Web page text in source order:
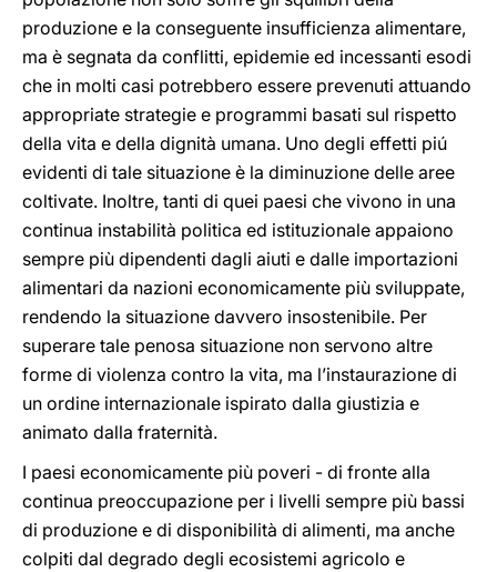
produzione e la conseguente insufficienza alimentare,
ma è segnata da conflitti, epidemie ed incessanti esodi
che in molti casi potrebbero essere prevenuti attuando
appropriate strategie e programmi basati sul rispetto
della vita e della dignità umana. Uno degli effetti piú
evidenti di tale situazione è la diminuzione delle aree
coltivate. Inoltre, tanti di quei paesi che vivono in una
continua instabilità politica ed istituzionale appaiono
sempre più dipendenti dagli aiuti e dalle importazioni
alimentari da nazioni economicamente più sviluppate,
rendendo la situazione davvero insostenibile. Per
superare tale penosa situazione non servono altre
forme di violenza contro la vita, ma l’instaurazione di
un ordine internazionale ispirato dalla giustizia e
animato dalla fraternità.
I paesi economicamente più poveri - di fronte alla
continua preoccupazione per i livelli sempre più bassi
di produzione e di disponibilità di alimenti, ma anche
colpiti dal degrado degli ecosistemi agricolo e